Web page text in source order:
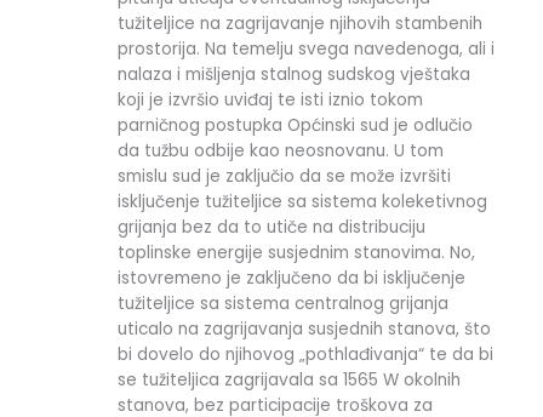
tužiteljice na zagrijavanje njihovih stambenih
prostorija. Na temelju svega navedenoga, ali i
nalaza i mišljenja stalnog sudskog vještaka
koji je izvršio uviđaj te isti iznio tokom
parničnog postupka Općinski sud je odlučio
da tužbu odbije kao neosnovanu. U tom
smislu sud je zaključio da se može izvršiti
isključenje tužiteljice sa sistema koleketivnog
grijanja bez da to utiče na distribuciju
toplinske energije susjednim stanovima. No,
istovremeno je zaključeno da bi isključenje
tužiteljice sa sistema centralnog grijanja
uticalo na zagrijavanja susjednih stanova, što
bi dovelo do njihovog „pothlađivanja“ te da bi
se tužiteljica zagrijavala sa 1565 W okolnih
stanova, bez participacije troškova za